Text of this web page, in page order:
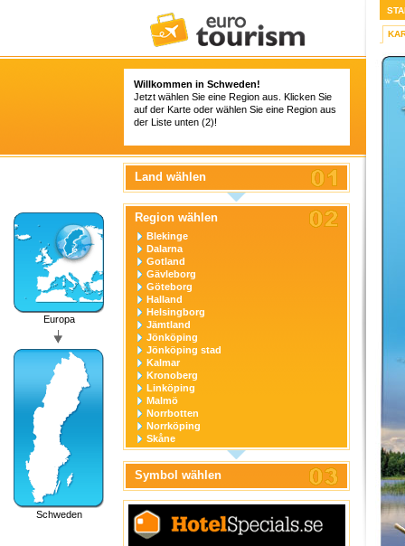
Willkommen in Schweden!
Jetzt wählen Sie eine Region aus. Klicken Sie
auf der Karte oder wählen Sie eine Region aus
der Liste unten (2)!
Europa
Schweden
Land wählen
Region wählen
Blekinge
Dalarna
Gotland
Gävleborg
Göteborg
Halland
Helsingborg
Jämtland
Jönköping
Jönköping stad
Kalmar
Kronoberg
Linköping
Malmö
Norrbotten
Norrköping
Skåne
Stockholm
Stockholm stad
Södermanland
Uppsala
Uppsala stad
Värmland
Västerbotten
Västernorrland
Symbol wählen